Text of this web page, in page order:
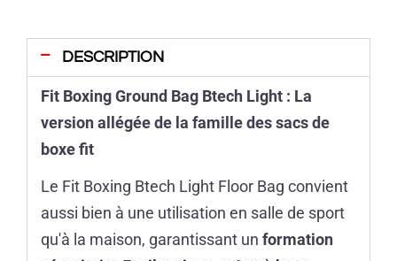
DESCRIPTION
Fit Boxing Ground Bag Btech Light : La
version allégée de la famille des sacs de
boxe fit
Le Fit Boxing Btech Light Floor Bag convient
aussi bien à une utilisation en salle de sport
qu'à la maison, garantissant un formation